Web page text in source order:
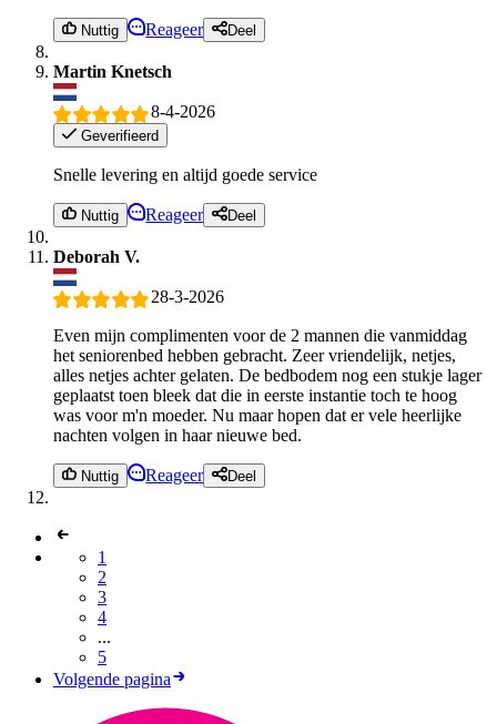
Nuttig Reageer Deel
Martin Knetsch
8-4-2026
Geverifieerd
Snelle levering en altijd goede service
Nuttig Reageer Deel
Deborah V.
28-3-2026
Even mijn complimenten voor de 2 mannen die vanmiddag
het seniorenbed hebben gebracht. Zeer vriendelijk, netjes,
alles netjes achter gelaten. De bedbodem nog een stukje lager
geplaatst toen bleek dat die in eerste instantie toch te hoog
was voor m'n moeder. Nu maar hopen dat er vele heerlijke
nachten volgen in haar nieuwe bed.
Nuttig Reageer Deel
1
2
3
4
...
5
Volgende pagina